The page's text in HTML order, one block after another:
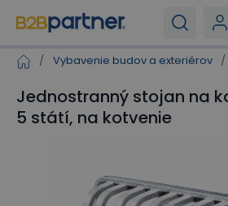
/ Vybavenie budov a exteriérov /
Jednostranný stojan na
5 státí, na kotvenie